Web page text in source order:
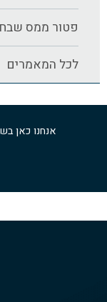
פטור ממס שבח
לכל המאמרים
אנחנו כאן